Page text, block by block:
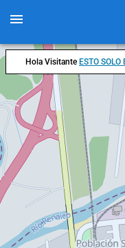
Hola Visitante ESTO